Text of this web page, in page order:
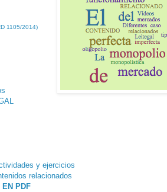
1105/2014)
y ejercicios
relacionados
EN PDF